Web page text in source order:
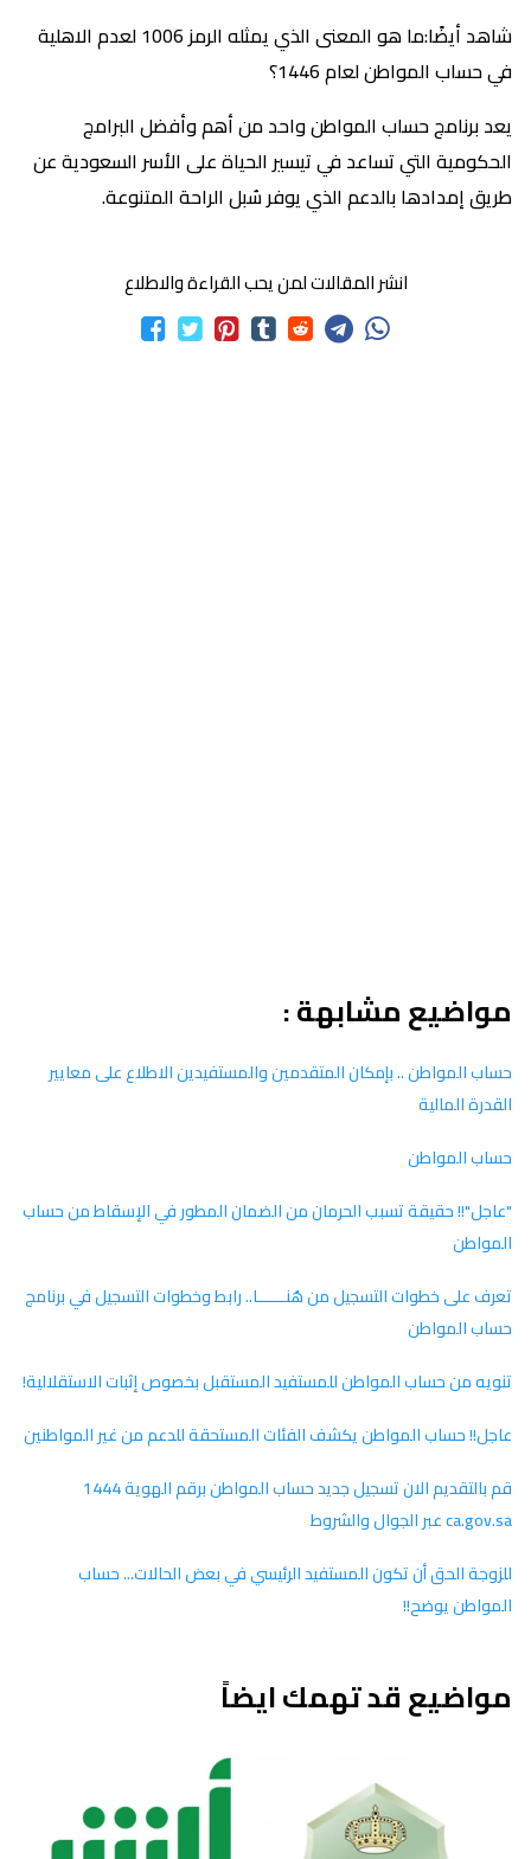
شاهد أيضًا:ما هو المعنى الذي يمثله الرمز 1006 لعدم الاهلية
في حساب المواطن لعام 1446؟
يعد برنامج حساب المواطن واحد من أهم وأفضل البرامج
الحكومية التي تساعد في تيسير الحياة على الأسر السعودية عن
طريق إمدادها بالدعم الذي يوفر سُبل الراحة المتنوعة.
انشر المقالات لمن يحب القراءة والاطلاع
مواضيع مشابهة :
حساب المواطن .. بإمكان المتقدمين والمستفيدين الاطلاع على معايير
القدرة المالية
حساب المواطن
"عاجل"!! حقيقة تسبب الحرمان من الضمان المطور في الإسقاط من حساب
المواطن
تعرف على خطوات التسجيل من هُنــــــا.. رابط وخطوات التسجيل في برنامج
حساب المواطن
تنويه من حساب المواطن للمستفيد المستقبل بخصوص إثبات الاستقلالية!
عاجل!! حساب المواطن يكشف الفئات المستحقة للدعم من غير المواطنين
قم بالتقديم الان تسجيل جديد حساب المواطن برقم الهوية 1444
ca.gov.sa عبر الجوال والشروط
للزوجة الحق أن تكون المستفيد الرئيسي في بعض الحالات... حساب
المواطن يوضح!!
مواضيع قد تهمك ايضاً